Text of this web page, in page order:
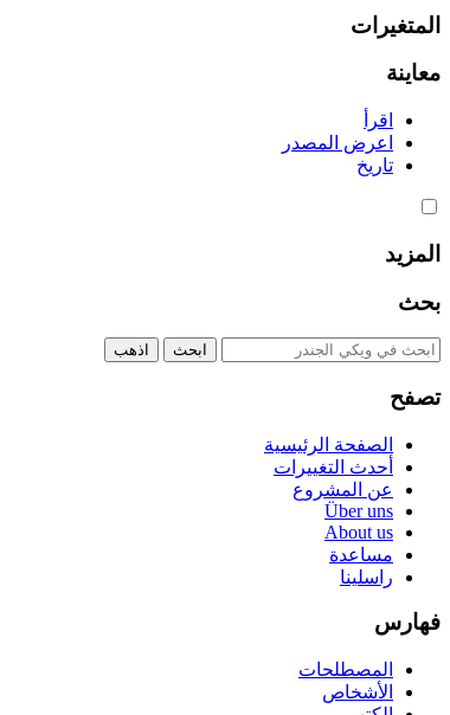
المتغيرات
معاينة
اقرأ
اعرض المصدر
تاريخ
المزيد
بحث
تصفح
الصفحة الرئيسية
أحدث التغييرات
عن المشروع
Über uns
About us
مساعدة
راسلينا
فهارس
المصطلحات
الأشخاص